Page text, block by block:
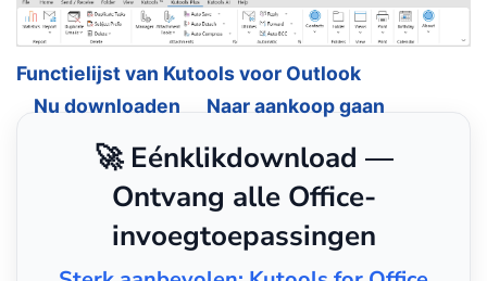
Functielijst van Kutools voor Outlook
Nu downloaden
Naar aankoop gaan
🚀 Eénklikdownload —
Ontvang alle Office-
invoegtoepassingen